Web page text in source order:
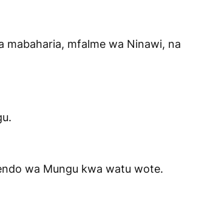
mabaharia, mfalme wa Ninawi, na
wa Mungu kwa watu wote.